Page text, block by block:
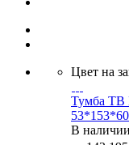
Цвет на
Тумба ТВ
В наличии